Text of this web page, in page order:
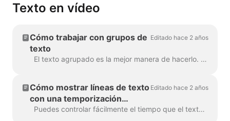
Texto en vídeo
Cómo trabajar con grupos de
texto
Editado hace 2 años
El texto agrupado es la mejor manera de hacerlo. En el 99% de los casos, puedes hacer todo lo que necesites con él. Sin embargo, a veces es posible que desee crear uno o dos...
Cómo mostrar líneas de texto
con una temporización
diferente
Editado hace 2 años
Puedes controlar fácilmente el tiempo que el texto se mostrará en la pantalla con la función de retraso de texto. Para utilizarla, asegúrate de que el texto tiene varias líneas en un si...